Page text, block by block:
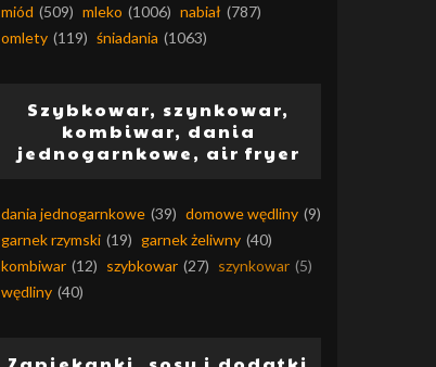
miód (509) mleko (1006) nabiał (787)
omlety (119) śniadania (1063)
Szybkowar, szynkowar,
kombiwar, dania
jednogarnkowe, air fryer
dania jednogarnkowe (39) domowe wędliny (9)
garnek rzymski (19) garnek żeliwny (40)
kombiwar (12) szybkowar (27) szynkowar (5)
wędliny (40)